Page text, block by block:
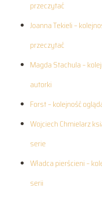
przeczytać
Joanna Tekieli –
przeczytać
Magda Stachula –
autorki
Forst – kolejność
Wojciech Chmielarz
serie
Władca pierścieni –
serii